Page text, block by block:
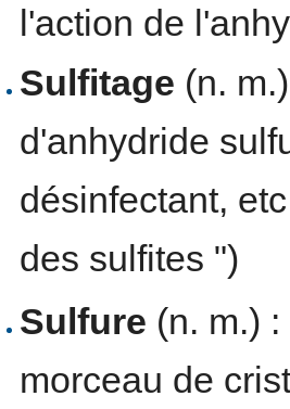
l'action de
Sulfitage (n.
d'anhydride
désinfectant,
des sulfites ")
Sulfure (n. m.)
morceau de